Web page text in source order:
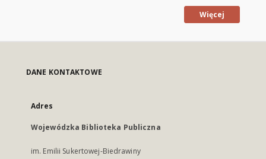
Więcej
DANE KONTAKTOWE
Adres
Wojewódzka Biblioteka Publiczna
im. Emilii Sukertowej-Biedrawiny